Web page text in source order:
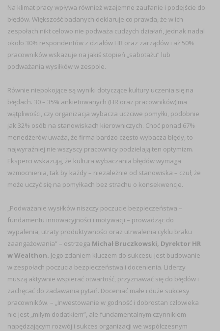
Na klimat pracy wpływa również wzajemne zaufanie i podejście do
błędów. Większość badanych deklaruje co prawda, że w ich
zespołach nikt celowo nie podważa cudzych działań, jednak nadal
około 30% respondentów z działów HR oraz zarządów i aż 50%
pracowników wskazuje na jakiś stopień „sabotażu” lub
podważania wysiłków w zespole.
Równie niepokojące są wyniki dotyczące kultury uczenia się na
błędach. 30 – 35% ankietowanych (HR oraz pracowników) ma
wątpliwości, czy organizacja wybacza uczciwe pomyłki, podobnie
jak 32% osób na stanowiskach kierowniczych. Choć ponad 67%
menedżerów uważa, że firma bardzo często wybacza błędy, to
najwyraźniej nie wszyscy pracownicy podzielają ten optymizm.
Eksperci wskazują, że kultura wybaczania błędów wymaga
wzmocnienia, tak by każdy – niezależnie od stanowiska – czuł, że
może uczyć się na pomyłkach bez strachu o konsekwencje.
„Podważanie wysiłków niszczy poczucie bezpieczeństwa –
fundamentu innowacyjności i motywacji – prowadząc do
wypalenia, utraty produktywności oraz utrwalenia cyklu braku
zaangażowania” – ostrzega Michał Bruczkowski, Dyrektor HR
w Wealthon. Jego zdaniem kluczem do sukcesu jest budowanie
w zespołach poczucia bezpieczeństwa i docenienia. Liderzy
muszą aktywnie wspierać otwartość, przyznawać się do błędów i
zachęcać do zadawania pytań. Doceniać małe i duże sukcesy
pracowników. – „Inwestowanie w godność i dobrostan człowieka
nie jest „miłym dodatkiem”, ale fundamentalnym czynnikiem
napędzającym rozwój i sukces organizacji we współczesnym